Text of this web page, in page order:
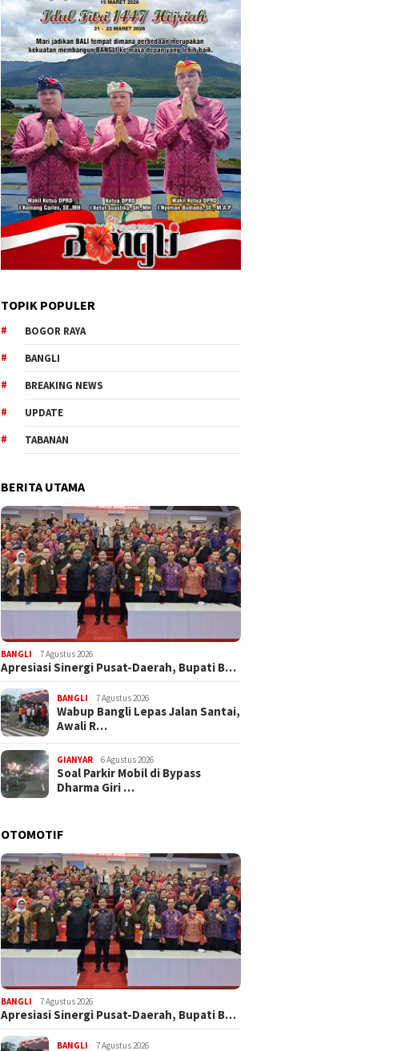
TOPIK POPULER
BOGOR RAYA
BANGLI
BREAKING NEWS
UPDATE
TABANAN
BERITA UTAMA
BANGLI 7 Agustus 2026
Apresiasi Sinergi Pusat-Daerah, Bupati B…
BANGLI 7 Agustus 2026
Wabup Bangli Lepas Jalan Santai,
Awali R…
GIANYAR 6 Agustus 2026
Soal Parkir Mobil di Bypass
Dharma Giri …
OTOMOTIF
BANGLI 7 Agustus 2026
Apresiasi Sinergi Pusat-Daerah, Bupati B…
BANGLI 7 Agustus 2026